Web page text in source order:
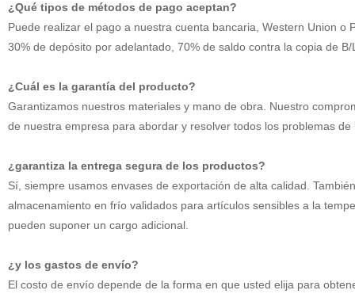
¿Qué tipos de métodos de pago aceptan?
Puede realizar el pago a nuestra cuenta bancaria, Western Union o
30% de depósito por adelantado, 70% de saldo contra la copia de B/
¿Cuál es la garantía del producto?
Garantizamos nuestros materiales y mano de obra. Nuestro
de nuestra empresa para abordar y resolver todos los problemas
¿garantiza la entrega segura de los productos?
Sí, siempre usamos envases de exportación de alta calidad.
almacenamiento en frío validados para artículos sensibles a la
pueden suponer un cargo adicional.
¿y los gastos de envío?
El costo de envío depende de la forma en que usted elija para